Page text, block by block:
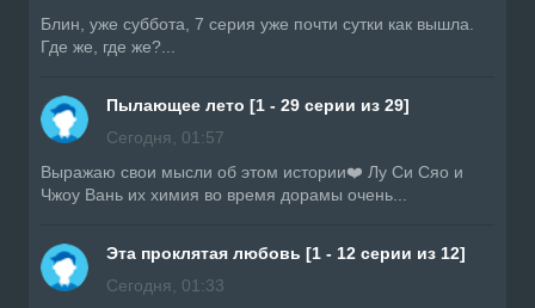
Блин, уже суббота, 7 серия уже почти сутки как вышла.
Где же, где же?...
Пылающее лето [1 - 29 серии из 29]
Сегодня, 01:57
Выражаю свои мысли об этом истории❤️ Лу Си Сяо и
Чжоу Вань их химия во время дорамы очень...
Эта проклятая любовь [1 - 12 серии из 12]
Сегодня, 01:33